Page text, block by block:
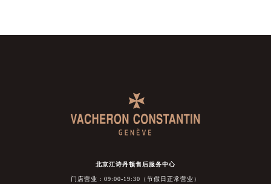
北京江诗丹顿售后服务中心
门店营业：09:00-19:30（节假日正常营业）